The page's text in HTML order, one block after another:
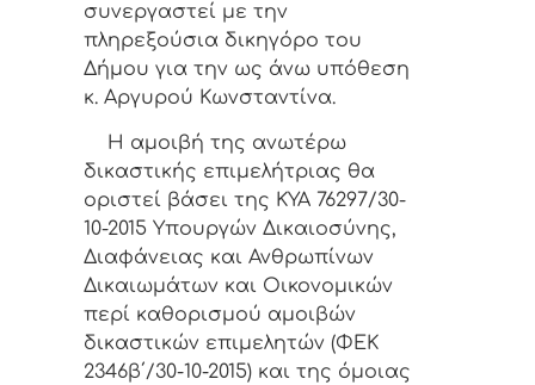
συνεργαστεί με την
πληρεξούσια δικηγόρο του
Δήμου για την ως άνω υπόθεση
κ. Αργυρού Κωνσταντίνα.
Η αμοιβή της ανωτέρω
δικαστικής επιμελήτριας θα
οριστεί βάσει της ΚΥΑ 76297/30-
10-2015 Υπουργών Δικαιοσύνης,
Διαφάνειας και Ανθρωπίνων
Δικαιωμάτων και Οικονομικών
περί καθορισμού αμοιβών
δικαστικών επιμελητών (ΦΕΚ
2346β΄/30-10-2015) και της όμοιας